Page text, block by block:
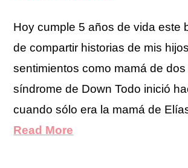
Hoy cumple 5 años de vida este
de compartir historias de mis
sentimientos como mamá de
síndrome de Down Todo inició
cuando sólo era la mamá de
Read More